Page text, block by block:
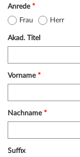
Anrede *
Frau
Herr
Akad. Titel
Vorname *
Nachname *
Suffix